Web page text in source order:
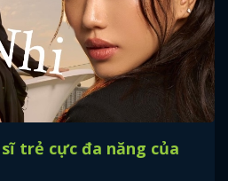
trẻ cực đa năng của